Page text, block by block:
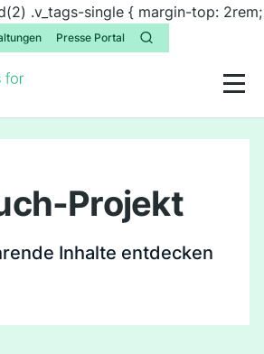
.v_tags-single { margin-top: 2rem;
Presse Portal
Projekt
Inhalte entdecken